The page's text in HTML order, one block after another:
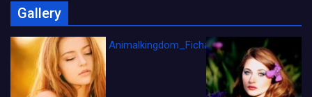
Gallery
Animalkingdom_FichaCine